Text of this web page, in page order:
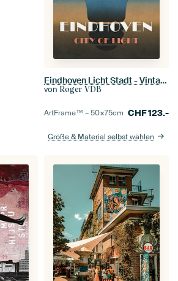
Eindhoven Licht Stadt - Vintage-Poster
von Roger VDB
ArtFrame™ –50×75cm CHF123.-
Größe & Material selbst wählen